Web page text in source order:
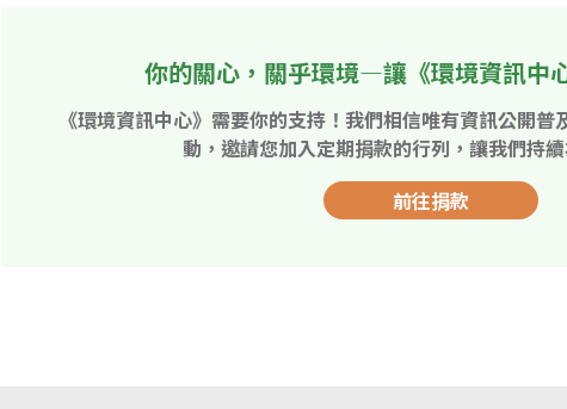
你的關心，關乎環境—讓《環境資訊中
《環境資訊中心》需要你的支持！我們相信唯有資訊公開
動，邀請您加入定期捐款的行列，讓我們持
前往捐款